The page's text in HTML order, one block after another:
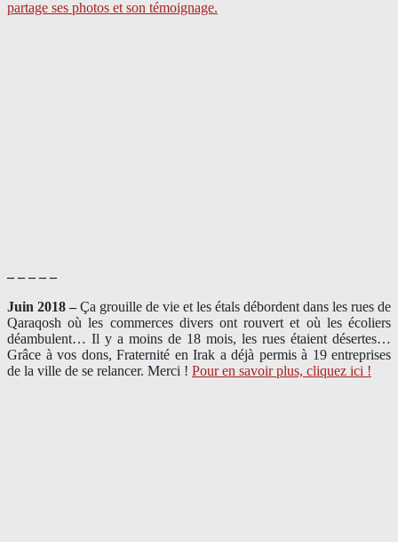
partage ses photos et son témoignage.
– – – – –
Juin 2018 – Ça grouille de vie et les étals débordent dans les rues de
Qaraqosh où les commerces divers ont rouvert et où les écoliers
déambulent… Il y a moins de 18 mois, les rues étaient désertes…
Grâce à vos dons, Fraternité en Irak a déjà permis à 19 entreprises
de la ville de se relancer. Merci ! Pour en savoir plus, cliquez ici !